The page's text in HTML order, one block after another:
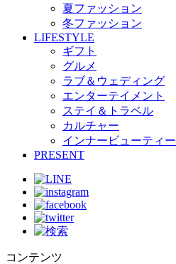
夏ファッション
冬ファッション
LIFESTYLE
ギフト
グルメ
ラブ＆ウェディング
エンターテイメント
ステイ＆トラベル
カルチャー
インナービューティー
PRESENT
コンテンツ